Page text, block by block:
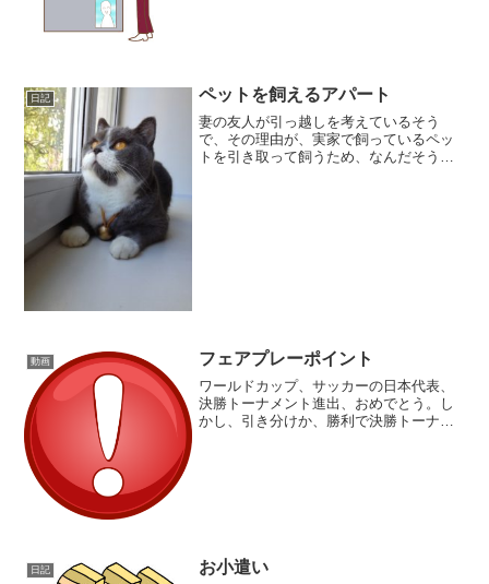
日記 ペットを飼えるアパート
妻の友人が引っ越しを考えているそう
で、その理由が、実家で飼っているペッ
トを引き取って飼うため、なんだそうで
動画 フェアプレーポイント
ワールドカップ、サッカーの日本代表、
決勝トーナメント進出、おめでとう。し
かし、引き分けか、勝利で決勝トーナメ
日記 お小遣い